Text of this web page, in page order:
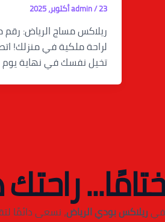
admin/23 أكتوبر، 2025
ريلاكس مساج الرياض: رقم
تخيل نفسك في نهاية
ختامًا...
فيريلاكس بودي الرياض، نسعى دائمًا